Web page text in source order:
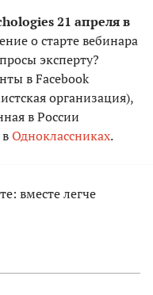
21 апреля в
о старте вебинара
эксперту?
в Facebook
организация),
в России
Одноклассниках.
вместе легче